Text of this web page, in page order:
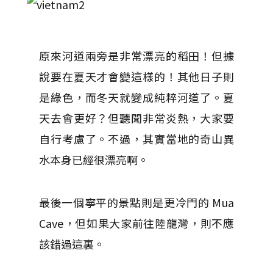
原來河道兩旁是非常漂亮的稻田！但據
說要在夏天才會變這樣的！其他日子則
是綠色，而冬天就變成純粹河道了。夏
天去會更好？但聽聞非常炎熱，大家要
自行考慮了。不過，其實當地的奇山異
水本身已經很漂亮啊。
最後一個寧平的景點則是更冷門的 Mua
Cave，但如果大家前往陸龍灣，則不應
該錯過這裏。